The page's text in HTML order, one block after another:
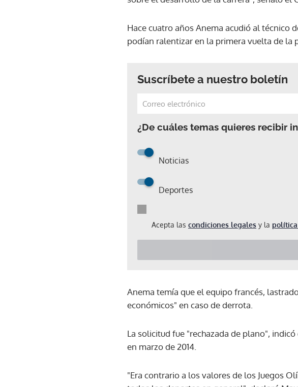
Hace cuatro años Anema acudió al técnico
podían ralentizar en la primera vuelta de la
Suscríbete a nuestro boletín
¿De cuáles temas quieres recibir
Noticias
Deportes
Acepta las condiciones legales y la
Gracias
Anema temía que el equipo francés,
económicos" en caso de derrota.
La solicitud fue "rechazada de plano",
en marzo de 2014.
"Era contrario a los valores de los Juegos